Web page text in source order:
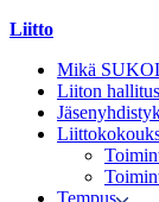
Liitto
Mikä
Liiton hallitus
Tempus